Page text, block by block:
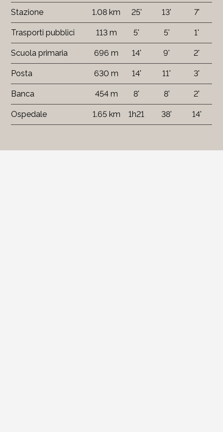
Stazione 1.08 km 25' 13' 7'
Trasporti pubblici 113 m 5' 5' 1'
Scuola primaria 696 m 14' 9' 2'
Posta 630 m 14' 11' 3'
Banca 454 m 8' 8' 2'
Ospedale 1.65 km 1h21 38' 14'